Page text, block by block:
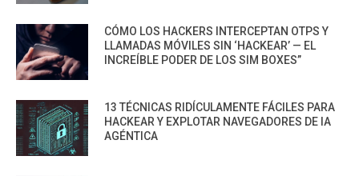
CÓMO LOS HACKERS INTERCEPTAN OTPS Y
LLAMADAS MÓVILES SIN ‘HACKEAR’ — EL
INCREÍBLE PODER DE LOS SIM BOXES”
13 TÉCNICAS RIDÍCULAMENTE FÁCILES PARA
HACKEAR Y EXPLOTAR NAVEGADORES DE IA
AGÉNTICA